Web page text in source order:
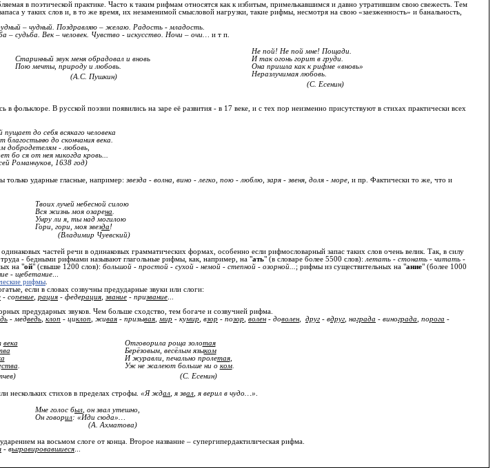
в поэтической практике. Часто к таким рифмам относятся как к избитым, примелькавшимся и давно утратившим свою свежесть. Тем
у таких слов и, в то же время, их незаменимой смысловой нагрузки, такие рифмы, несмотря на свою «заезженность» и банальность,
– чудный. Поздравляю – желаю. Радость - младость.
– судьба. Век – человек. Чувство - искусство. Ночи – очи… и т п.
Старинный звук меня обрадовал и вновь
Пою мечты, природу и любовь.
(А.С. Пушкин)
Не пой! Не пой мне! Пощади.
И так огонь горит в груди.
Она пришла как к рифме «вновь»
Неразлучимая любовь.
(С. Есенин)
фольклоре. В русской поэзии появились на заре её развития - в 17 веке, и с тех пор неизменно присутствуют в стихах практически всех
пущает до себя всякаго человека
благостыню до скончания века.
добродетелям - любовь,
бо ся от нея никогда кровь...
Романчуков, 1638 год)
только ударные гласные, например: звезда - волна, вино - легко, пою - люблю, заря - звеня, доля - море , и пр. Фактически то же, что и
Твоих лучей небесной силою
Вся жизнь моя озарена
Умру ли я, ты над могилою
Гори, гори, моя звезда!
(Владимир Чуевский)
частей речи в одинаковых грамматических формах, особенно если рифмословарный запас таких слов очень велик. Так, в силу
- бедными рифмами называют глагольные рифмы, как, например, на "ать" (в словаре более 5500 слов): летать - стонать - читать -
на "ой" (свыше 1200 слов): большой - простой - сухой - немой - степной - озорной... ; рифмы из существительных на "ание" (более 1000
- щебетание
рифмы
если в словах созвучны предударные звуки или слоги:
- сопение рация - федерация звание - призвание
предударных звуков. Чем больше сходство, тем богаче и созвучней рифма.
- медведь клоп - циклоп , живая - призывая мир - кумир , взор - позор волен - доволен друг - вдруг , награда - винограда , порога -
века
ства
Отговорила роща золотая
Берёзовым, весёлым языком
И журавли, печально пролетая,
Уж не жалеют больше ни о ком.
(С. Есенин)
нескольких стихов в пределах строфы. «Я ждал , я звал , я верил в чудо…»
Мне голос был , он звал утешно,
Он говорил: «Иди сюда»…
(А. Ахматова)
на восьмом слоге от конца. Второе название – супергипердактилическая рифма.
- выгравировавшиеся...